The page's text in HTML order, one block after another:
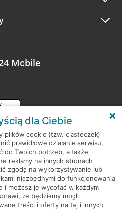
z nami opinią o wizycie.
Mobile
dla Ciebie
plików cookie (tzw. ciasteczek) i
prawidłowe działanie serwisu,
do Twoich potrzeb, a także
reklamy na innych stronach
zgodę na wykorzystywanie lub
niezbędnymi do funkcjonowania
i możesz je wycofać w każdym
że będziemy mogli
treści i oferty na tej i innych